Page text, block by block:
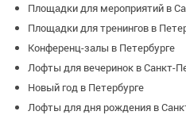
Площадки для мероприятий в
Площадки для тренингов в
Конференц-залы в Петербурге
Лофты для вечеринок в Санкт-
Новый год в Петербурге
Лофты для дня рождения в